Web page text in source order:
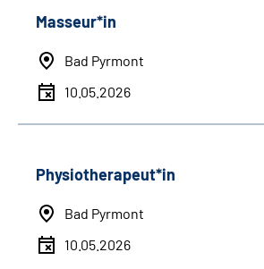
Masseur*in
Bad Pyrmont
10.05.2026
Physiotherapeut*in
Bad Pyrmont
10.05.2026